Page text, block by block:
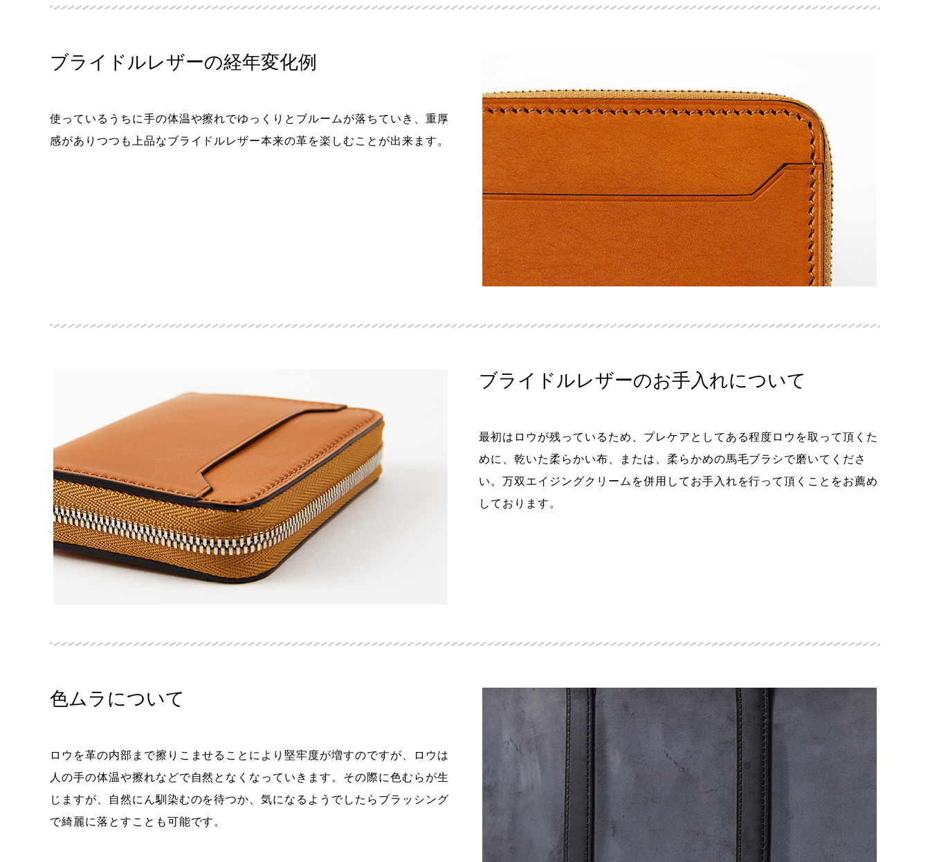
ブライドルレザーの経年変化例
使っているうちに手の体温や擦れでゆっくりとブルームが落ちていき、重厚
感がありつつも上品なブライドルレザー本来の革を楽しむことが出来ます。
ブライドルレザーのお手入れについて
最初はロウが残っているため、プレケアとしてある程度ロウを取って頂くた
めに、乾いた柔らかい布、または、柔らかめの馬毛ブラシで磨いてくださ
い。万双エイジングクリームを併用してお手入れを行って頂くことをお薦め
しております。
色ムラについて
ロウを革の内部まで擦りこませることにより堅牢度が増すのですが、ロウは
人の手の体温や擦れなどで自然となくなっていきます。その際に色むらが生
じますが、自然にん馴染むのを待つか、気になるようでしたらブラッシング
で綺麗に落とすことも可能です。